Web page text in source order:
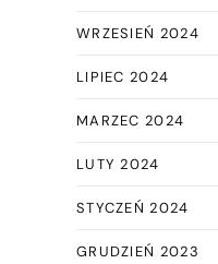
WRZESIEŃ 2024
LIPIEC 2024
MARZEC 2024
LUTY 2024
STYCZEŃ 2024
GRUDZIEŃ 2023